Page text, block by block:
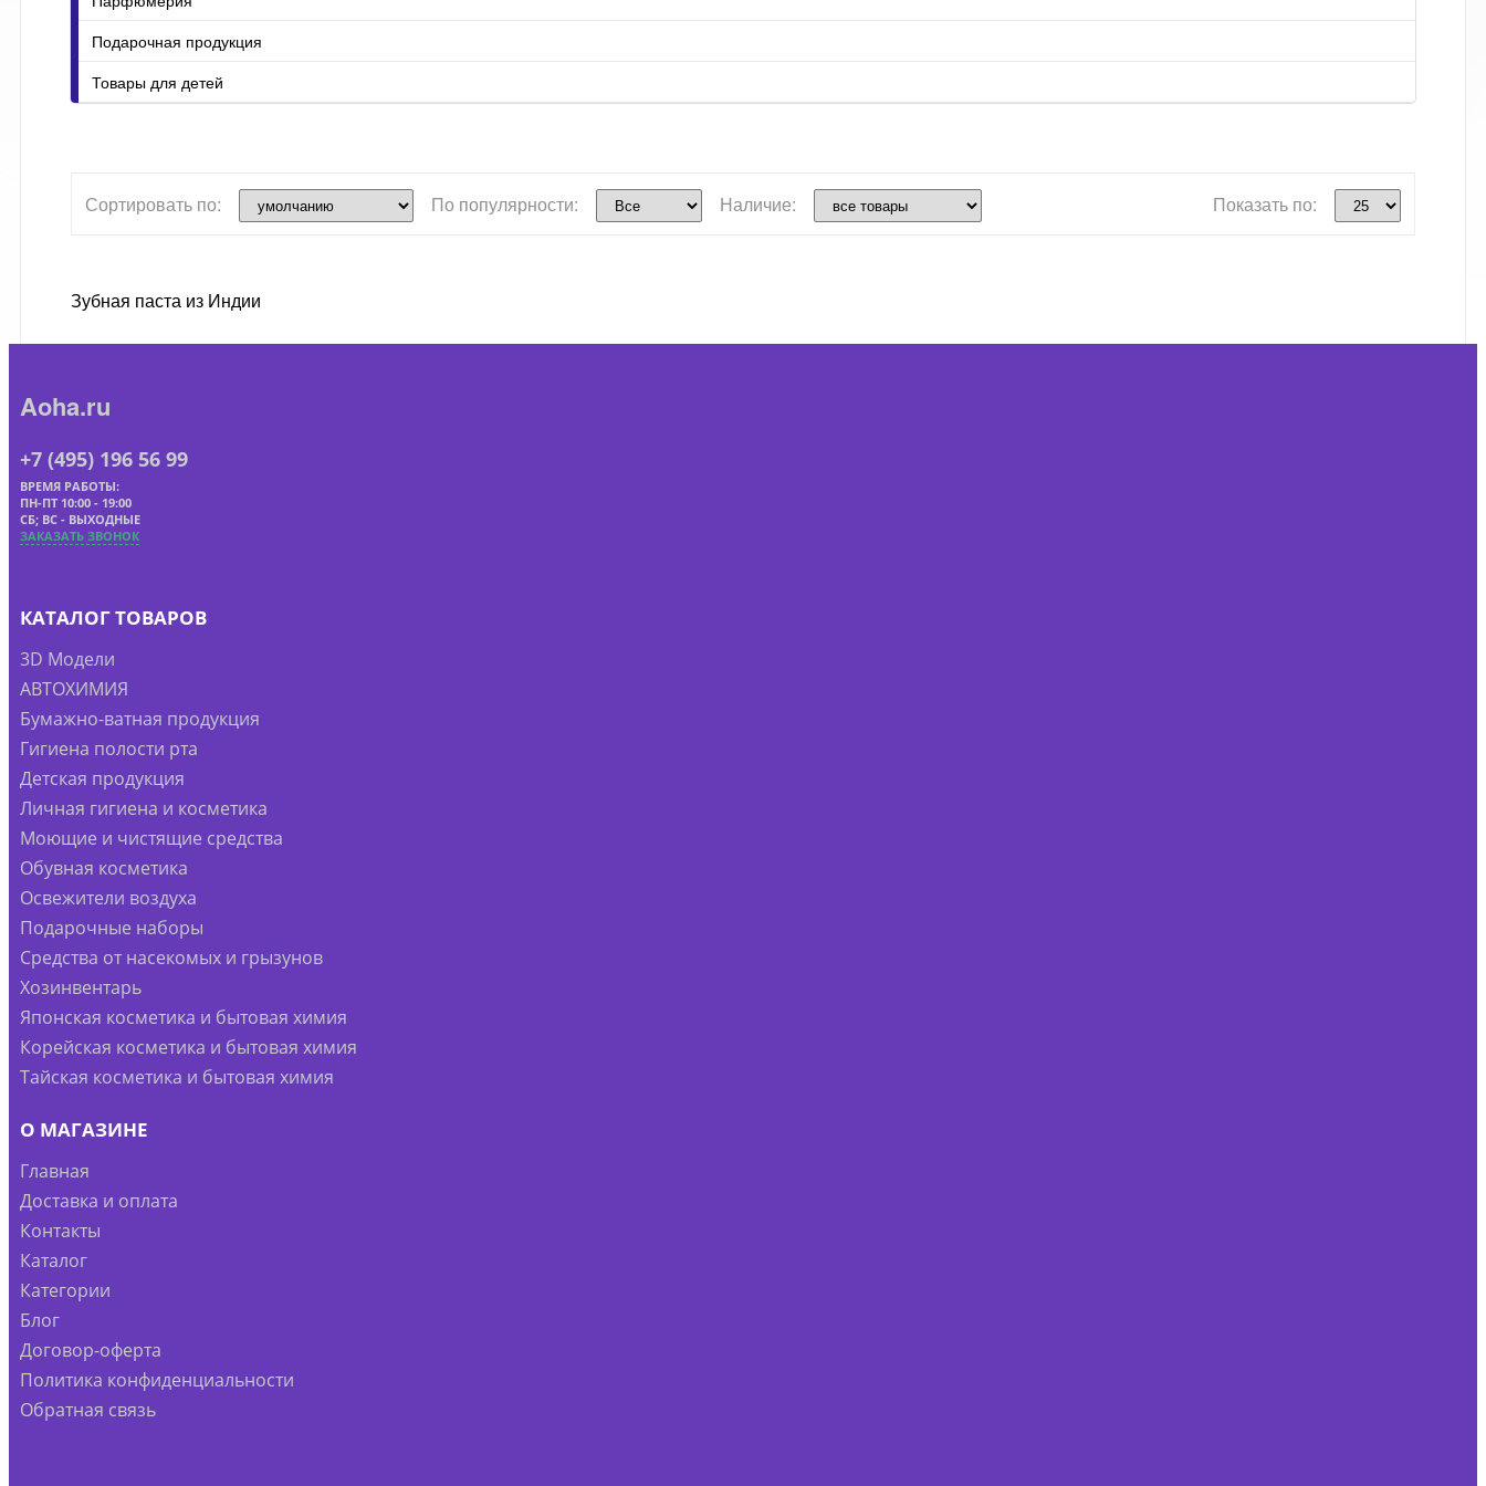
Подарочная продукция
Товары для детей
Сортировать по: По популярности: Наличие: Показать по:
Зубная паста из Индии
Aoha.ru
+7 (495) 196 56 99
ВРЕМЯ РАБОТЫ:
ПН-ПТ 10:00 - 19:00
СБ; ВС - ВЫХОДНЫЕ
ЗАКАЗАТЬ ЗВОНОК
КАТАЛОГ ТОВАРОВ
3D Модели
АВТОХИМИЯ
Бумажно-ватная продукция
Гигиена полости рта
Детская продукция
Личная гигиена и косметика
Моющие и чистящие средства
Обувная косметика
Освежители воздуха
Подарочные наборы
Средства от насекомых и грызунов
Хозинвентарь
Японская косметика и бытовая химия
Корейская косметика и бытовая химия
Тайская косметика и бытовая химия
О МАГАЗИНЕ
Главная
Доставка и оплата
Контакты
Каталог
Категории
Блог
Договор-оферта
Политика конфиденциальности
Обратная связь